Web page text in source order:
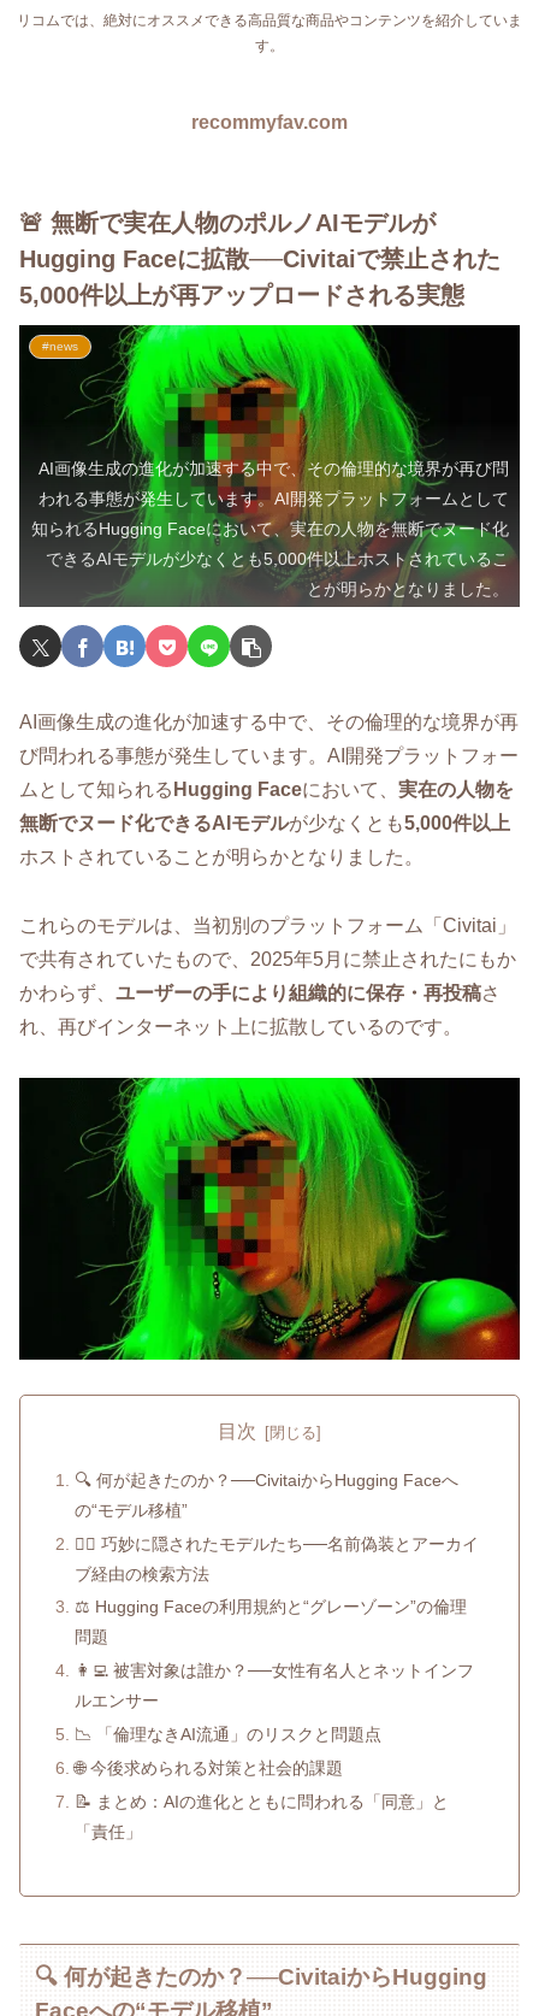
リコムでは、絶対にオススメできる高品質な商品やコンテンツを紹介していま
す。
recommyfav.com
🚨 無断で実在人物のポルノAIモデルが
Hugging Faceに拡散──Civitaiで禁止された
5,000件以上が再アップロードされる実態
#news
AI画像生成の進化が加速する中で、その倫理的な境界が再び問
われる事態が発生しています。AI開発プラットフォームとして
知られるHugging Faceにおいて、実在の人物を無断でヌード化
できるAIモデルが少なくとも5,000件以上ホストされているこ
とが明らかとなりました。
AI画像生成の進化が加速する中で、その倫理的な境界が再
び問われる事態が発生しています。AI開発プラットフォー
ムとして知られる Hugging Faceにおいて、 実在の人物を
無断でヌード化できるAIモデルが少なくとも5,000件以上
ホストされていることが明らかとなりました。
これらのモデルは、当初別のプラットフォーム「Civitai」
で共有されていたもので、2025年5月に禁止されたにもか
かわらず、 ユーザーの手により組織的に保存・再投稿さ
れ、再びインターネット上に拡散しているのです。
目次
🔍 何が起きたのか？──CivitaiからHugging Faceへ
の“モデル移植”
🕵️‍♀️ 巧妙に隠されたモデルたち──名前偽装とアーカイ
ブ経由の検索方法
⚖️ Hugging Faceの利用規約と“グレーゾーン”の倫理
問題
👩‍💻 被害対象は誰か？──女性有名人とネットインフ
ルエンサー
📉 「倫理なきAI流通」のリスクと問題点
🌐 今後求められる対策と社会的課題
📝 まとめ：AIの進化とともに問われる「同意」と
「責任」
🔍 何が起きたのか？──CivitaiからHugging
Faceへの“モデル移植”